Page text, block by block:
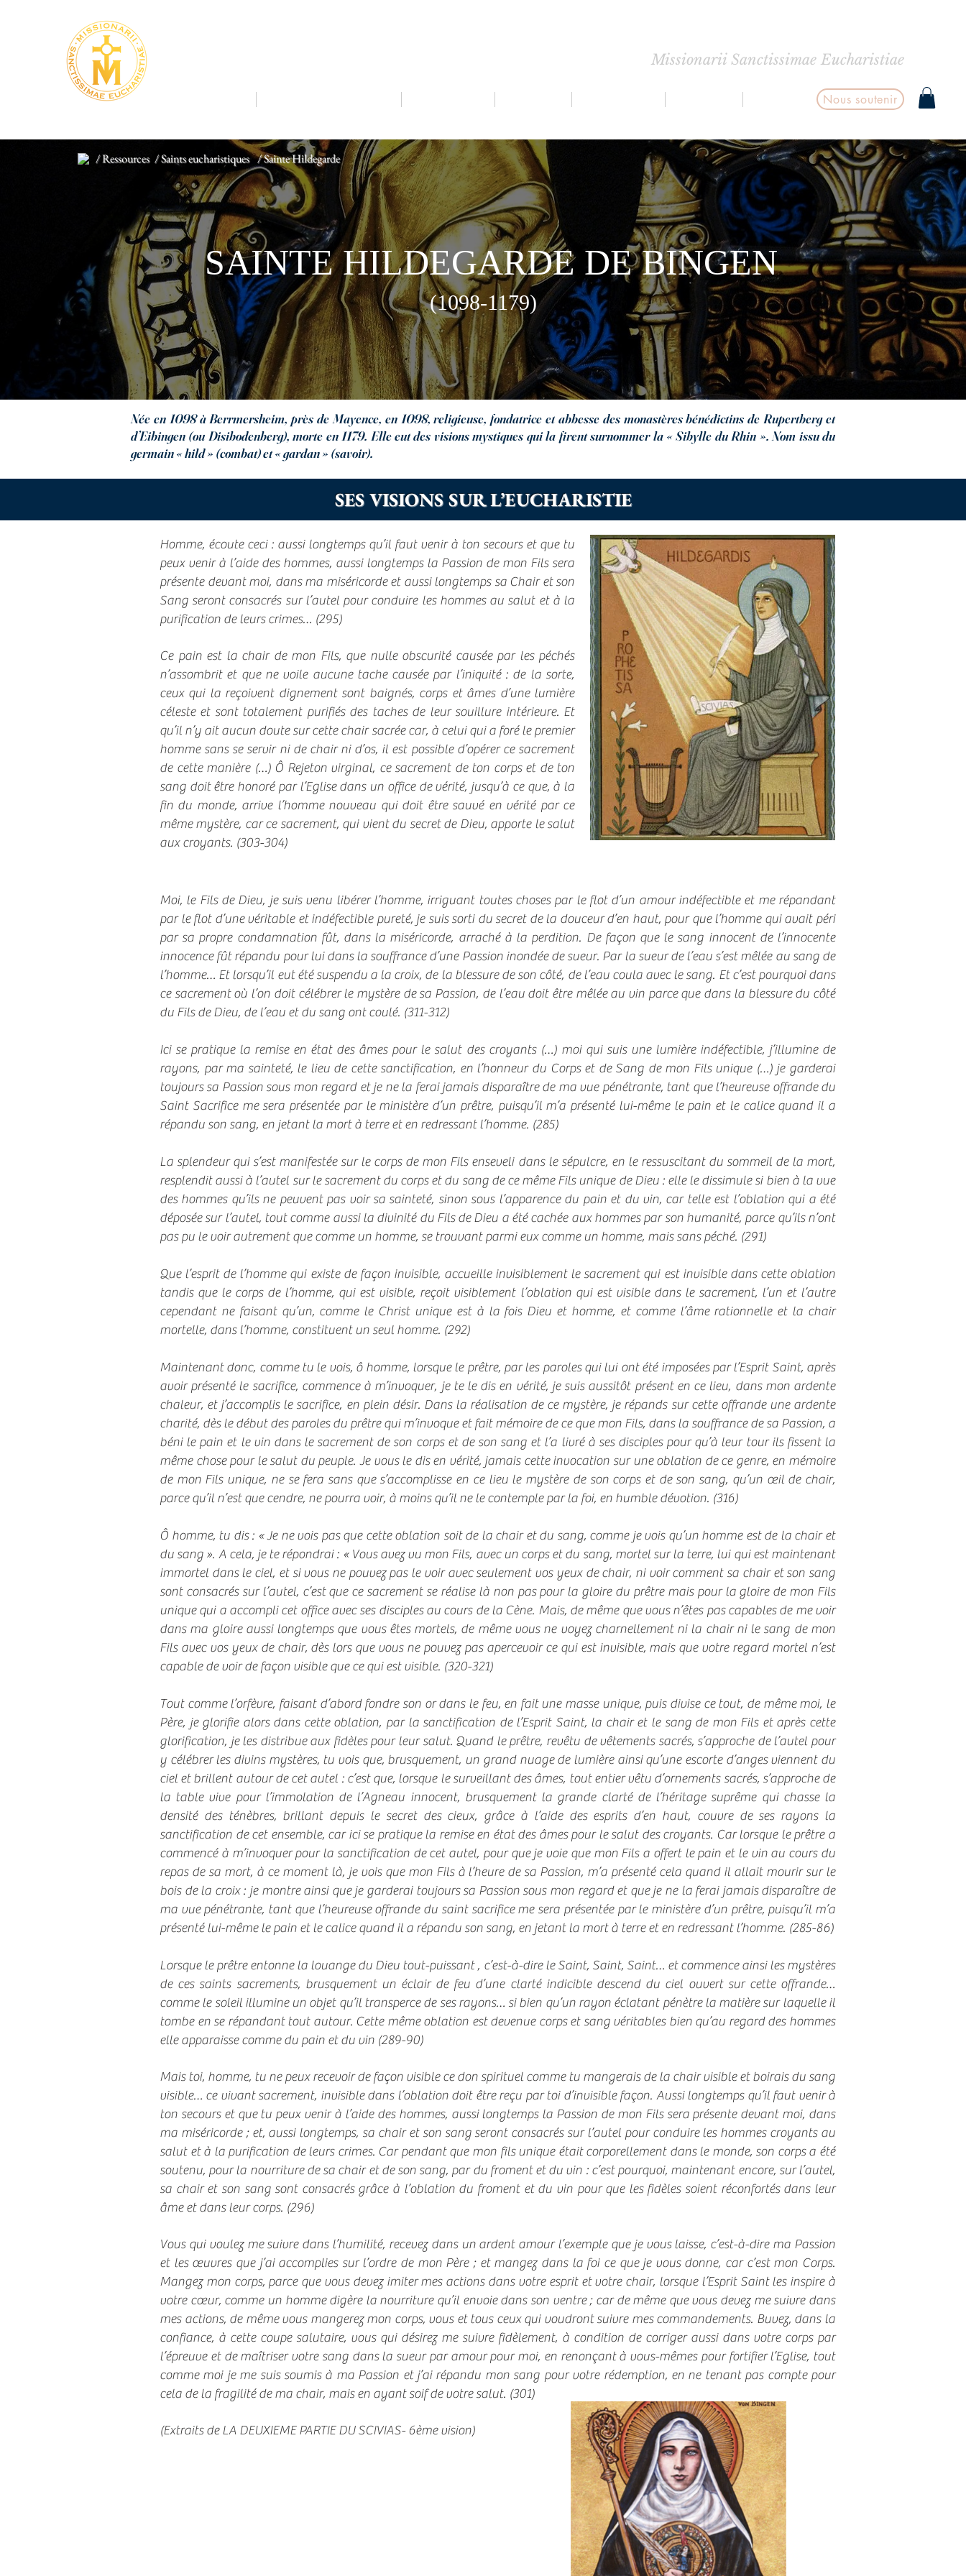
Missionarii Sanctissimae Eucharistiae
Nous soutenir
/ Sainte Hildegarde
/ Saints eucharistiques
/ Ressources
SAINTE HILDEGARDE DE BINGEN
(1098-1179)
SES VISIONS SUR L’EUCHARISTIE
Homme, écoute ceci : aussi longtemps qu’il faut venir à ton secours et que tu
peux venir à l’aide des hommes, aussi longtemps la Passion de mon Fils sera
présente devant moi, dans ma miséricorde et aussi longtemps sa Chair et son
Sang seront consacrés sur l’autel pour conduire les hommes au salut et à la
purification de leurs crimes… (295)
Ce pain est la chair de mon Fils, que nulle obscurité causée par les péchés
n’assombrit et que ne voile aucune tache causée par l’iniquité : de la sorte,
ceux qui la reçoivent dignement sont baignés, corps et âmes d’une lumière
céleste et sont totalement purifiés des taches de leur souillure intérieure. Et
qu’il n’y ait aucun doute sur cette chair sacrée car, à celui qui a foré le premier
homme sans se servir ni de chair ni d’os, il est possible d’opérer ce sacrement
de cette manière (…) Ô Rejeton virginal, ce sacrement de ton corps et de ton
sang doit être honoré par l’Eglise dans un office de vérité, jusqu’à ce que, à la
fin du monde, arrive l’homme nouveau qui doit être sauvé en vérité par ce
même mystère, car ce sacrement, qui vient du secret de Dieu, apporte le salut
aux croyants. (303-304)
Née en 1098 à Berrmersheim, près de Mayence, en 1098, religieuse, fondatrice et abbesse des monastères bénédictins de Rupertberg et
d’Eibingen (ou Disibodenberg), morte en 1179. Elle eut des visions mystiques qui la firent surnommer la « Sibylle du Rhin ». Nom issu du
germain « hild » (combat) et « gardan » (savoir).
Moi, le Fils de Dieu, je suis venu libérer l’homme, irriguant toutes choses par le flot d’un amour indéfectible et me répandant
par le flot d’une véritable et indéfectible pureté, je suis sorti du secret de la douceur d’en haut, pour que l’homme qui avait péri
par sa propre condamnation fût, dans la miséricorde, arraché à la perdition. De façon que le sang innocent de l’innocente
innocence fût répandu pour lui dans la souffrance d’une Passion inondée de sueur. Par la sueur de l’eau s’est mêlée au sang de
l’homme… Et lorsqu’il eut été suspendu a la croix, de la blessure de son côté, de l’eau coula avec le sang. Et c’est pourquoi dans
ce sacrement où l’on doit célébrer le mystère de sa Passion, de l’eau doit être mêlée au vin parce que dans la blessure du côté
du Fils de Dieu, de l’eau et du sang ont coulé. (311-312)
​Ici se pratique la remise en état des âmes pour le salut des croyants (…) moi qui suis une lumière indéfectible, j’illumine de
rayons, par ma sainteté, le lieu de cette sanctification, en l’honneur du Corps et de Sang de mon Fils unique (…) je garderai
toujours sa Passion sous mon regard et je ne la ferai jamais disparaître de ma vue pénétrante, tant que l’heureuse offrande du
Saint Sacrifice me sera présentée par le ministère d’un prêtre, puisqu’il m’a présenté lui-même le pain et le calice quand il a
répandu son sang, en jetant la mort à terre et en redressant l’homme. (285)
La splendeur qui s’est manifestée sur le corps de mon Fils enseveli dans le sépulcre, en le ressuscitant du sommeil de la mort,
resplendit aussi à l’autel sur le sacrement du corps et du sang de ce même Fils unique de Dieu : elle le dissimule si bien à la vue
des hommes qu’ils ne peuvent pas voir sa sainteté, sinon sous l’apparence du pain et du vin, car telle est l’oblation qui a été
déposée sur l’autel, tout comme aussi la divinité du Fils de Dieu a été cachée aux hommes par son humanité, parce qu’ils n’ont
pas pu le voir autrement que comme un homme, se trouvant parmi eux comme un homme, mais sans péché. (291)
Que l’esprit de l’homme qui existe de façon invisible, accueille invisiblement le sacrement qui est invisible dans cette oblation
tandis que le corps de l’homme, qui est visible, reçoit visiblement l’oblation qui est visible dans le sacrement, l’un et l’autre
cependant ne faisant qu’un, comme le Christ unique est à la fois Dieu et homme, et comme l’âme rationnelle et la chair
mortelle, dans l’homme, constituent un seul homme. (292)
Maintenant donc, comme tu le vois, ô homme, lorsque le prêtre, par les paroles qui lui ont été imposées par l’Esprit Saint, après
avoir présenté le sacrifice, commence à m’invoquer, je te le dis en vérité, je suis aussitôt présent en ce lieu, dans mon ardente
chaleur, et j’accomplis le sacrifice, en plein désir. Dans la réalisation de ce mystère, je répands sur cette offrande une ardente
charité, dès le début des paroles du prêtre qui m’invoque et fait mémoire de ce que mon Fils, dans la souffrance de sa Passion, a
béni le pain et le vin dans le sacrement de son corps et de son sang et l’a livré à ses disciples pour qu’à leur tour ils fissent la
même chose pour le salut du peuple. Je vous le dis en vérité, jamais cette invocation sur une oblation de ce genre, en mémoire
de mon Fils unique, ne se fera sans que s’accomplisse en ce lieu le mystère de son corps et de son sang, qu’un œil de chair,
parce qu’il n’est que cendre, ne pourra voir, à moins qu’il ne le contemple par la foi, en humble dévotion. (316)
Ô homme, tu dis : « Je ne vois pas que cette oblation soit de la chair et du sang, comme je vois qu’un homme est de la chair et
du sang ». A cela, je te répondrai : « Vous avez vu mon Fils, avec un corps et du sang, mortel sur la terre, lui qui est maintenant
immortel dans le ciel, et si vous ne pouvez pas le voir avec seulement vos yeux de chair, ni voir comment sa chair et son sang
sont consacrés sur l’autel, c’est que ce sacrement se réalise là non pas pour la gloire du prêtre mais pour la gloire de mon Fils
unique qui a accompli cet office avec ses disciples au cours de la Cène. Mais, de même que vous n’êtes pas capables de me voir
dans ma gloire aussi longtemps que vous êtes mortels, de même vous ne voyez charnellement ni la chair ni le sang de mon
Fils avec vos yeux de chair, dès lors que vous ne pouvez pas apercevoir ce qui est invisible, mais que votre regard mortel n’est
capable de voir de façon visible que ce qui est visible. (320-321)
Tout comme l’orfèvre, faisant d’abord fondre son or dans le feu, en fait une masse unique, puis divise ce tout, de même moi, le
Père, je glorifie alors dans cette oblation, par la sanctification de l’Esprit Saint, la chair et le sang de mon Fils et après cette
glorification, je les distribue aux fidèles pour leur salut. Quand le prêtre, revêtu de vêtements sacrés, s’approche de l’autel pour
y célébrer les divins mystères, tu vois que, brusquement, un grand nuage de lumière ainsi qu’une escorte d’anges viennent du
ciel et brillent autour de cet autel : c’est que, lorsque le surveillant des âmes, tout entier vêtu d’ornements sacrés, s’approche de
la table vive pour l’immolation de l’Agneau innocent, brusquement la grande clarté de l’héritage suprême qui chasse la
densité des ténèbres, brillant depuis le secret des cieux, grâce à l’aide des esprits d’en haut, couvre de ses rayons la
sanctification de cet ensemble, car ici se pratique la remise en état des âmes pour le salut des croyants. Car lorsque le prêtre a
commencé à m’invoquer pour la sanctification de cet autel, pour que je voie que mon Fils a offert le pain et le vin au cours du
repas de sa mort, à ce moment là, je vois que mon Fils à l’heure de sa Passion, m’a présenté cela quand il allait mourir sur le
bois de la croix : je montre ainsi que je garderai toujours sa Passion sous mon regard et que je ne la ferai jamais disparaître de
ma vue pénétrante, tant que l’heureuse offrande du saint sacrifice me sera présentée par le ministère d’un prêtre, puisqu’il m’a
présenté lui-même le pain et le calice quand il a répandu son sang, en jetant la mort à terre et en redressant l’homme. (285-86)
​Lorsque le prêtre entonne la louange du Dieu tout-puissant , c’est-à-dire le Saint, Saint, Saint… et commence ainsi les mystères
de ces saints sacrements, brusquement un éclair de feu d’une clarté indicible descend du ciel ouvert sur cette offrande…
comme le soleil illumine un objet qu’il transperce de ses rayons… si bien qu’un rayon éclatant pénètre la matière sur laquelle il
tombe en se répandant tout autour. Cette même oblation est devenue corps et sang véritables bien qu’au regard des hommes
elle apparaisse comme du pain et du vin (289-90)
Mais toi, homme, tu ne peux recevoir de façon visible ce don spirituel comme tu mangerais de la chair visible et boirais du sang
visible… ce vivant sacrement, invisible dans l’oblation doit être reçu par toi d’invisible façon. Aussi longtemps qu’il faut venir à
ton secours et que tu peux venir à l’aide des hommes, aussi longtemps la Passion de mon Fils sera présente devant moi, dans
ma miséricorde ; et, aussi longtemps, sa chair et son sang seront consacrés sur l’autel pour conduire les hommes croyants au
salut et à la purification de leurs crimes. Car pendant que mon fils unique était corporellement dans le monde, son corps a été
soutenu, pour la nourriture de sa chair et de son sang, par du froment et du vin : c’est pourquoi, maintenant encore, sur l’autel,
sa chair et son sang sont consacrés grâce à l’oblation du froment et du vin pour que les fidèles soient réconfortés dans leur
âme et dans leur corps. (296)
Vous qui voulez me suivre dans l’humilité, recevez dans un ardent amour l’exemple que je vous laisse, c’est-à-dire ma Passion
et les œuvres que j’ai accomplies sur l’ordre de mon Père ; et mangez dans la foi ce que je vous donne, car c’est mon Corps.
Mangez mon corps, parce que vous devez imiter mes actions dans votre esprit et votre chair, lorsque l’Esprit Saint les inspire à
votre cœur, comme un homme digère la nourriture qu’il envoie dans son ventre ; car de même que vous devez me suivre dans
mes actions, de même vous mangerez mon corps, vous et tous ceux qui voudront suivre mes commandements. Buvez, dans la
confiance, à cette coupe salutaire, vous qui désirez me suivre fidèlement, à condition de corriger aussi dans votre corps par
l’épreuve et de maîtriser votre sang dans la sueur par amour pour moi, en renonçant à vous-mêmes pour fortifier l’Eglise, tout
comme moi je me suis soumis à ma Passion et j’ai répandu mon sang pour votre rédemption, en ne tenant pas compte pour
cela de la fragilité de ma chair, mais en ayant soif de votre salut. (301)
(Extraits de LA DEUXIEME PARTIE DU SCIVIAS- 6ème vision)